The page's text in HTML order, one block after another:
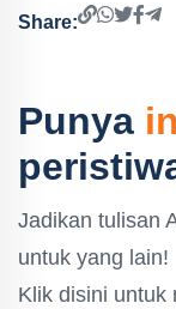
Share:
Punya
Jadikan tulisan
untuk yang lain!
Klik disini untuk